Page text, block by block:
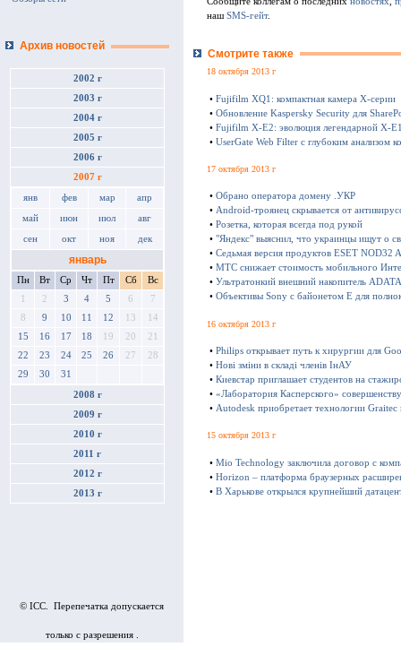
Архив новостей
2002 г
2003 г
2004 г
2005 г
2006 г
2007 г
янв фев мар апр
май июн июл авг
сен окт ноя дек
январь
Пн Вт Ср Чт Пт Сб
Вс
1
2 3 4 5 6
7
8
9 10 11 12 13
14
15
16 17 18 19 20
21
22
23 24 25 26 27
28
29
30 31
2008 г
2009 г
2010 г
2011 г
2012 г
2013 г
© ICC. Перепечатка допускается
только с разрешения .
наш SMS-гейт.
Смотрите также
18 октября 2013 г
• Fujifilm XQ1: компактная камера Х-серии
• Обновление Kaspersky Security для
• Fujifilm X-E2: эволюция легендарной X-
• UserGate Web Filter с глубоким анализом
17 октября 2013 г
• Обрано оператора домену .УКР
• Android-троянец скрывается от
• Розетка, которая всегда под рукой
• "Яндекс" выяснил, что украинцы ищут о
• Седьмая версия продуктов ESET NOD32
• МТС снижает стоимость мобильного
• Ультратонкий внешний накопитель
• Объективы Sony с байонетом E для
16 октября 2013 г
• Philips открывает путь к хирургии для
• Нові зміни в складі членів ІнАУ
• Киевстар приглашает студентов на
• «Лаборатория Касперского»
• Autodesk приобретает технологии
15 октября 2013 г
• Mio Technology заключила договор с
• Horizon – платформа браузерных
• В Харькове открылся крупнейший